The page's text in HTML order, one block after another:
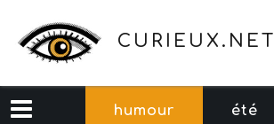
CURIEUX.NET
humour été